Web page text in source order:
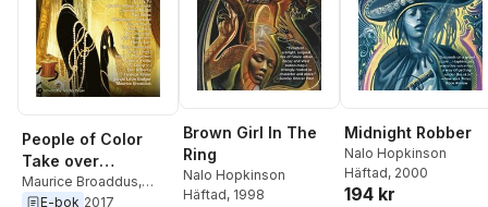
People of Color
Take over
Fantastic Stories of
Maurice Broaddus,
Darcie Little Badger
E-bok 2017
Brown Girl In The
Ring
Nalo Hopkinson
Häftad, 1998
Midnight Robber
Nalo Hopkinson
Häftad, 2000
194 kr